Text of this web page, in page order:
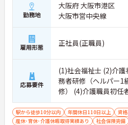
勤務地
大阪府 大阪市港区
大阪市営中央線
雇用形態 正社員(正職員)
応募要件
(1)社会福祉士 (2)介
務者研修（ヘルパー1
修） (4)介護職員初任
級）、社会福祉主事
（ＡＴ限定可）必須
駅から徒歩10分以内 年間休日110日以上 資
産休･育休･介護休暇取得実績あり
社会保険完備